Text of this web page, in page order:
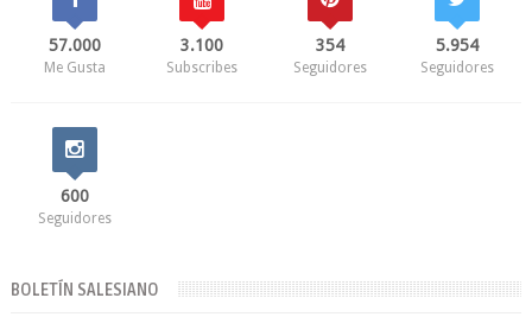
57.000
Me Gusta
3.100
Subscribes
354
Seguidores
5.954
Seguidores
600
Seguidores
BOLETÍN SALESIANO